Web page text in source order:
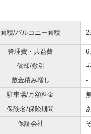
面積/バルコニー面積
管理費・共益費
償却/敷引
-/-
敷金積み増し
-
駐車場/月額料金
保険名/保険期間
保証会社